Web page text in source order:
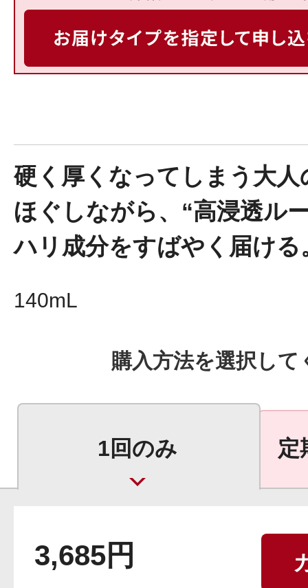
メイクアップ
健康食品／サプ
ファッション
ギフト
ご利用ガイド
硬く厚くなってしまう大
ほぐしながら、“高浸透ル
ハリ成分をすばやく届ける
140mL
購入方法を選択して
1回のみ 定
3,685円